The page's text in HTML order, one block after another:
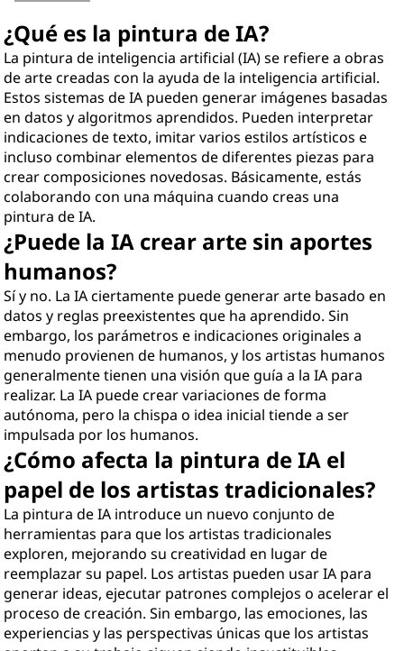
¿Qué es la pintura de IA?
La pintura de inteligencia artificial (IA) se refiere a obras
de arte creadas con la ayuda de la inteligencia artificial.
Estos sistemas de IA pueden generar imágenes basadas
en datos y algoritmos aprendidos. Pueden interpretar
indicaciones de texto, imitar varios estilos artísticos e
incluso combinar elementos de diferentes piezas para
crear composiciones novedosas. Básicamente, estás
colaborando con una máquina cuando creas una
pintura de IA.
¿Puede la IA crear arte sin aportes
humanos?
Sí y no. La IA ciertamente puede generar arte basado en
datos y reglas preexistentes que ha aprendido. Sin
embargo, los parámetros e indicaciones originales a
menudo provienen de humanos, y los artistas humanos
generalmente tienen una visión que guía a la IA para
realizar. La IA puede crear variaciones de forma
autónoma, pero la chispa o idea inicial tiende a ser
impulsada por los humanos.
¿Cómo afecta la pintura de IA el
papel de los artistas tradicionales?
La pintura de IA introduce un nuevo conjunto de
herramientas para que los artistas tradicionales
exploren, mejorando su creatividad en lugar de
reemplazar su papel. Los artistas pueden usar IA para
generar ideas, ejecutar patrones complejos o acelerar el
proceso de creación. Sin embargo, las emociones, las
experiencias y las perspectivas únicas que los artistas